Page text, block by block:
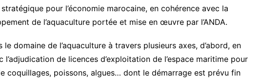
pour l’économie marocaine, en cohérence avec la
de l’aquaculture portée et mise en œuvre par l’ANDA.
domaine de l’aquaculture à travers plusieurs axes, d’abord, en
de licences d’exploitation de l’espace maritime pour
coquillages, poissons, algues… dont le démarrage est prévu fin